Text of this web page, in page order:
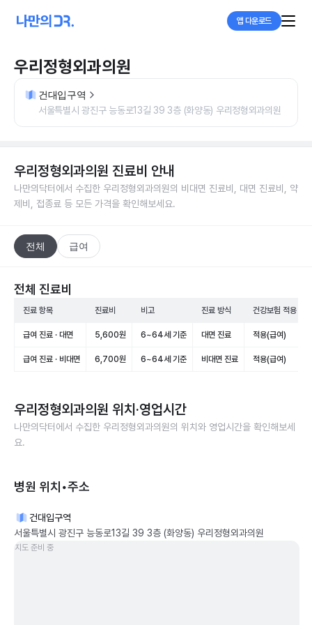
앱 다운로드
우리정형외과의원
건대입구역
서울특별시 광진구 능동로13길 39 3층 (화양동) 우리정형외과의원
우리정형외과의원 진료비 안내
나만의닥터에서 수집한 우리정형외과의원의 비대면 진료비, 대면 진료비, 약
제비, 접종료 등 모든 가격을 확인해보세요.
전체 급여
전체 진료비
진료 항목 진료비 비고 진료 방식 건강보험 적용
급여 진료 · 대면 5,600원 6~64세 기준 대면 진료 적용(급여)
급여 진료 · 비대면 6,700원 6~64세 기준 비대면 진료 적용(급여)
우리정형외과의원 위치·영업시간
나만의닥터에서 수집한 우리정형외과의원의 위치와 영업시간을 확인해보세
요.
병원 위치•주소
건대입구역
서울특별시 광진구 능동로13길 39 3층 (화양동) 우리정형외과의원
지도 준비 중